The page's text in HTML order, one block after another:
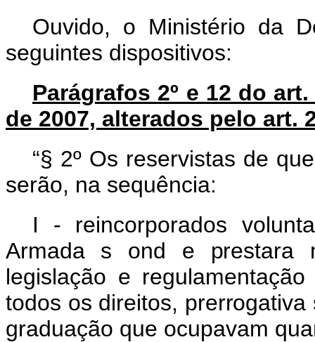
Ouvido, o Ministério da
seguintes dispositivos:
Parágrafos 2º e 12 do
de 2007, alterados pelo art.
“§ 2º Os reservistas de
serão, na sequência:
I - reincorporados
Armada s ond e prestara
legislação e
todos os direitos, prerrogativa
graduação que ocupavam